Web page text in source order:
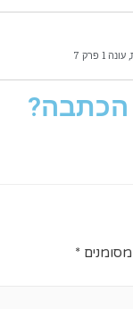
פרק 7
הכתבה?
*